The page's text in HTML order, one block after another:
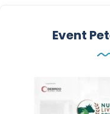
Event